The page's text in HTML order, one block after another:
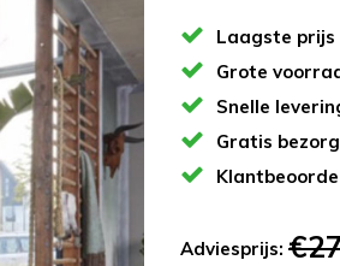
Laagste prijs
Grote
Snelle
Gratis
Adviesprijs: